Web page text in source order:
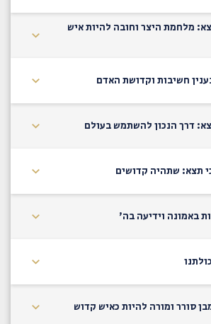
מלחמת היצר וחובה להיות איש
חשיבות וקדושת האדם
דרך הנכון להשתמש בעולם
תצא: שתהיה קדושים
באמונה וידיעה בה'
סורר ומורה להיות כאיש קדוש